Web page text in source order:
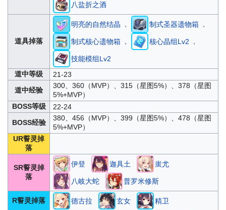
八盐折之酒
道具掉落
明亮的自然结晶 制式圣器遗物箱
制式核心遗物箱 核心晶组Lv2
技能模组Lv2
道中等级
21-23
道中经验
300、360（MVP）、315（星图5%）、378（星图
5%+MVP）
BOSS等级
22-24
BOSS经验
380、456（MVP）、399（星图5%）、478（星图
5%+MVP）
UR誓灵掉
落
SR誓灵掉
落
伊登 迦具土 蚩尤
八岐大蛇 普罗米修斯
R誓灵掉落 德古拉 玄女 精卫